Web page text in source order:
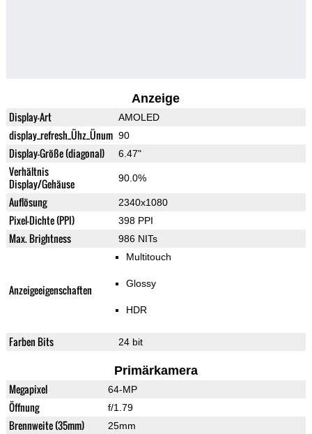
Anzeige
Display-Art AMOLED
display_refresh_Ühz_Ünum 90
Display-Größe (diagonal) 6.47"
Verhältnis
Display/Gehäuse
90.0%
Auflösung 2340x1080
Pixel-Dichte (PPI) 398 PPI
Max. Brightness 986 NITs
Anzeigeeigenschaften
Multitouch
Glossy
HDR
Farben Bits 24 bit
Primärkamera
Megapixel 64-MP
Öffnung f/1.79
Brennweite (35mm) 25mm